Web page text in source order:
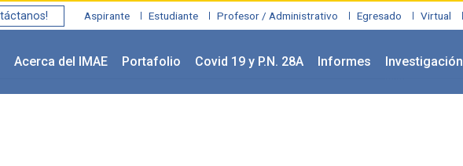
Aspirante Estudiante Profesor / Administrativo Egresado Virtual
Acerca del IMAE Portafolio Covid 19 y P.N. 28A Informes Investigación